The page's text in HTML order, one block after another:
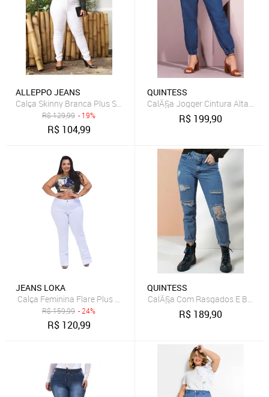
ALLEPPO JEANS
Calça Skinny Branca Plus Size Feminino Alleppo Jeans Agatha
R$129,99 - 19%
R$ 104,99
QUINTESS
CalÃ§a Jogger Cintura Alta
R$ 199,90
JEANS LOKA
Calça Feminina Flare Plus Size Branca Não transparente
R$159,99 - 24%
R$ 120,99
QUINTESS
CalÃ§a Com Rasgados E
R$ 189,90